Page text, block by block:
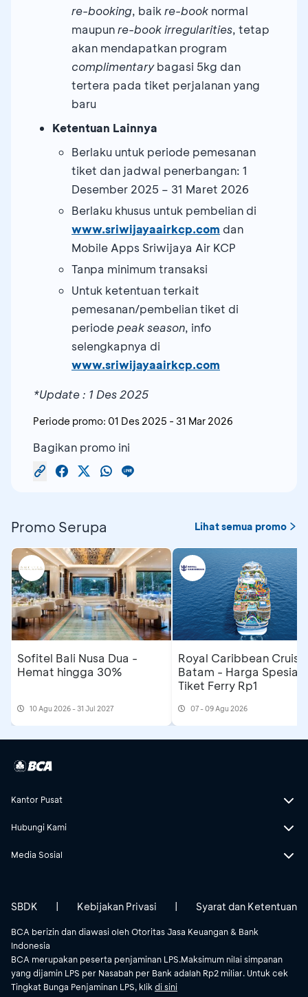
re-booking, baik re-book normal
maupunre-book irregularities, tetap
akan mendapatkan program
complimentarybagasi 5kg dan
tertera pada tiket perjalanan yang
baru
Ketentuan Lainnya
Berlaku untuk periode pemesanan
tiket dan jadwal penerbangan: 1
Desember 2025 – 31 Maret 2026
Berlaku khusus untuk pembelian di
www.sriwijayaairkcp.com dan
Mobile Apps Sriwijaya Air KCP
Tanpa minimum transaksi
Untuk ketentuan terkait
pemesanan/pembelian tiket di
periodepeak season, info
selengkapnya di
www.sriwijayaairkcp.com
*Update : 1 Des 2025
Periode promo: 01 Des 2025 - 31 Mar 2026
Bagikan promo ini
Promo Serupa Lihat semua promo
Sofitel Bali Nusa Dua -
Hemat hingga 30%
10 Agu 2026 - 31 Jul 2027
Royal Caribbean Cruise
Batam - Harga Spesial
Tiket Ferry Rp1
07 - 09 Agu 2026
Kantor Pusat
Hubungi Kami
Media Sosial
BCA berizin dan diawasi oleh Otoritas Jasa Keuangan & Bank
Indonesia
BCA merupakan peserta penjaminan LPS.Maksimum nilai simpanan
yang dijamin LPS per Nasabah per Bank adalah Rp2 miliar. Untuk cek
Tingkat Bunga Penjaminan LPS, klikdi sini
SBDK Kebijakan Privasi Syarat dan Ketentuan